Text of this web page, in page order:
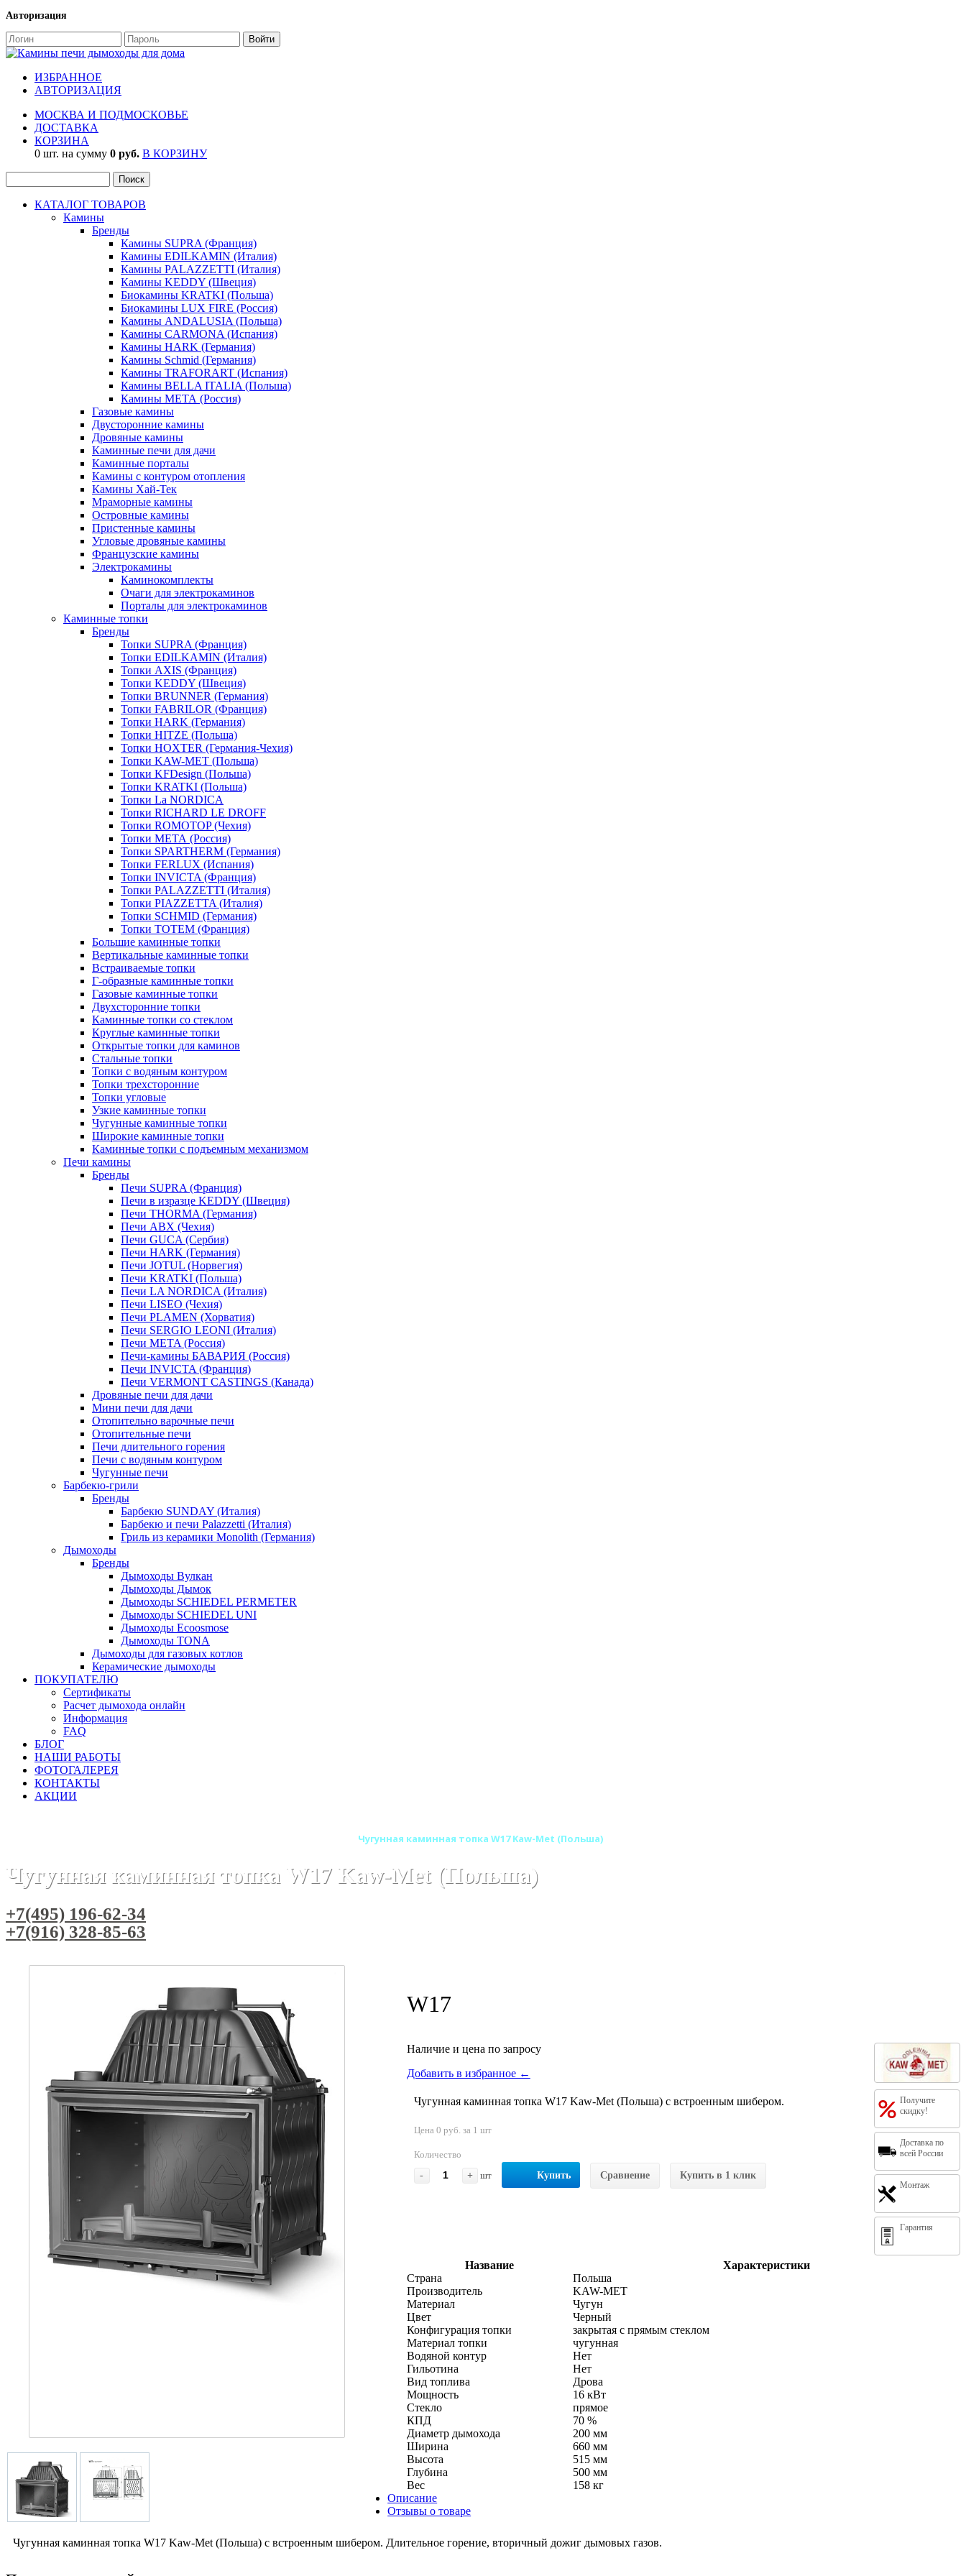
Авторизация
ИЗБРАННОЕ
АВТОРИЗАЦИЯ
МОСКВА И ПОДМОСКОВЬЕ
ДОСТАВКА
КОРЗИНА
0 шт. на сумму 0 руб. В КОРЗИНУ
КАТАЛОГ ТОВАРОВ
Камины
Бренды
Камины SUPRA (Франция)
Камины EDILKAMIN (Италия)
Камины PALAZZETTI (Италия)
Камины KEDDY (Швеция)
Биокамины KRATKI (Польша)
Биокамины LUX FIRE (Россия)
Камины ANDALUSIA (Польша)
Камины CARMONA (Испания)
Камины HARK (Германия)
Камины Schmid (Германия)
Камины TRAFORART (Испания)
Камины BELLA ITALIA (Польша)
Камины МЕТА (Россия)
Газовые камины
Двусторонние камины
Дровяные камины
Каминные печи для дачи
Каминные порталы
Камины с контуром отопления
Камины Хай-Тек
Мраморные камины
Островные камины
Пристенные камины
Угловые дровяные камины
Французские камины
Электрокамины
Каминокомплекты
Очаги для электрокаминов
Порталы для электрокаминов
Каминные топки
Бренды
Топки SUPRA (Франция)
Топки EDILKAMIN (Италия)
Топки AXIS (Франция)
Топки KEDDY (Швеция)
Топки BRUNNER (Германия)
Топки FABRILOR (Франция)
Топки HARK (Германия)
Топки HITZE (Польша)
Топки HOXTER (Германия-Чехия)
Топки KAW-MET (Польша)
Топки KFDesign (Польша)
Топки KRATKI (Польша)
Топки La NORDICA
Топки RICHARD LE DROFF
Топки ROMOTOP (Чехия)
Топки МЕТА (Россия)
Топки SPARTHERM (Германия)
Топки FERLUX (Испания)
Топки INVICTA (Франция)
Топки PALAZZETTI (Италия)
Топки PIAZZETTA (Италия)
Топки SCHMID (Германия)
Топки TOTEM (Франция)
Большие каминные топки
Вертикальные каминные топки
Встраиваемые топки
Г-образные каминные топки
Газовые каминные топки
Двухсторонние топки
Каминные топки со стеклом
Круглые каминные топки
Открытые топки для каминов
Стальные топки
Топки с водяным контуром
Топки трехсторонние
Топки угловые
Узкие каминные топки
Чугунные каминные топки
Широкие каминные топки
Каминные топки с подъемным механизмом
Печи камины
Бренды
Печи SUPRA (Франция)
Печи в изразце KEDDY (Швеция)
Печи THORMA (Германия)
Печи ABX (Чехия)
Печи GUCA (Сербия)
Печи HARK (Германия)
Печи JOTUL (Норвегия)
Печи KRATKI (Польша)
Печи LA NORDICA (Италия)
Печи LISEO (Чехия)
Печи PLAMEN (Хорватия)
Печи SERGIO LEONI (Италия)
Печи META (Россия)
Печи-камины БАВАРИЯ (Россия)
Печи INVICTA (Франция)
Печи VERMONT CASTINGS (Канада)
Дровяные печи для дачи
Мини печи для дачи
Отопительно варочные печи
Отопительные печи
Печи длительного горения
Печи с водяным контуром
Чугунные печи
Барбекю-грили
Бренды
Барбекю SUNDAY (Италия)
Барбекю и печи Palazzetti (Италия)
Гриль из керамики Monolith (Германия)
Дымоходы
Бренды
Дымоходы Вулкан
Дымоходы Дымок
Дымоходы SCHIEDEL PERMETER
Дымоходы SCHIEDEL UNI
Дымоходы Ecoosmose
Дымоходы TONA
Дымоходы для газовых котлов
Керамические дымоходы
ПОКУПАТЕЛЮ
Сертификаты
Расчет дымохода онлайн
Информация
FAQ
БЛОГ
НАШИ РАБОТЫ
ФОТОГАЛЕРЕЯ
КОНТАКТЫ
АКЦИИ
Чугунная каминная топка W17 Kaw-Met (Польша)
Чугунная каминная топка W17 Kaw-Met (Польша)
+7(495) 196-62-34
+7(916) 328-85-63
W17
Получите
скидку!
Доставка по
всей России
Монтаж
Гарантия
Наличие и цена по запросу
Добавить в избранное ←
Чугунная каминная топка W17 Kaw-Met (Польша) с встроенным шибером.
Цена 0 руб. за 1 шт
Количество
-
+ шт Купить Сравнение Купить в 1 клик
Название
Характеристики
Страна
Польша
Производитель
KAW-MET
Материал
Чугун
Цвет
Черный
Конфигурация топки
закрытая с прямым стеклом
Материал топки
чугунная
Водяной контур
Нет
Гильотина
Нет
Вид топлива
Дрова
Мощность
16 кВт
Стекло
прямое
КПД
70 %
Диаметр дымохода
200 мм
Ширина
660 мм
Высота
515 мм
Глубина
500 мм
Вес
158 кг
Описание
Отзывы о товаре
Чугунная каминная топка W17 Kaw-Met (Польша) с встроенным шибером. Длительное горение, вторичный дожиг дымовых газов.